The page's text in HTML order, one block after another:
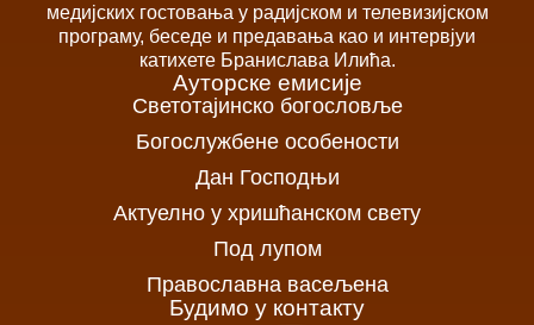
медијских гостовања у радијском и телевизијском
програму, беседе и предавања као и интервјуи
катихете Бранислава Илића.
Ауторске емисије
Светотајинско богословље
Богослужбене особености
Дан Господњи
Актуелно у хришћанском свету
Под лупом
Православна васељена
Будимо у контакту